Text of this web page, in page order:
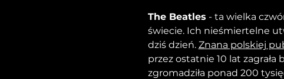
The Beatles - ta wielka
świecie. Ich nieśmiertelne
dziś dzień. Znana polskiej
przez ostatnie 10 lat
zgromadziła ponad 200